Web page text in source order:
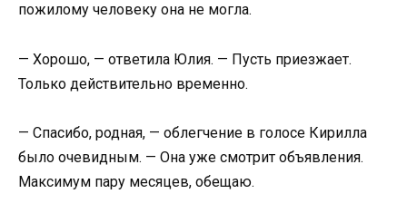
пожилому человеку она не могла.
— Хорошо, — ответила Юлия. — Пусть приезжает.
Только действительно временно.
— Спасибо, родная, — облегчение в голосе Кирилла
было очевидным. — Она уже смотрит объявления.
Максимум пару месяцев, обещаю.